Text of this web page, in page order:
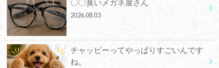
〇〇臭いメガネ屋さん
2026.08.03
チャッピーってやっぱりすごいんです
ね。